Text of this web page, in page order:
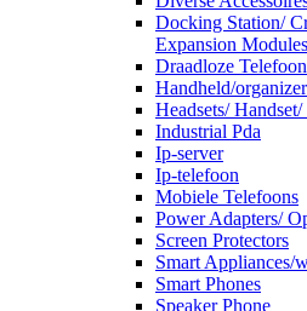
Docking Station/
Expansion Modules
Draadloze
Handheld/organizer
Headsets/
Industrial Pda
Ip-server
Ip-telefoon
Mobiele Telefoons
Power Adapters/
Screen Protectors
Smart Appliances/
Smart Phones
Speaker Phone